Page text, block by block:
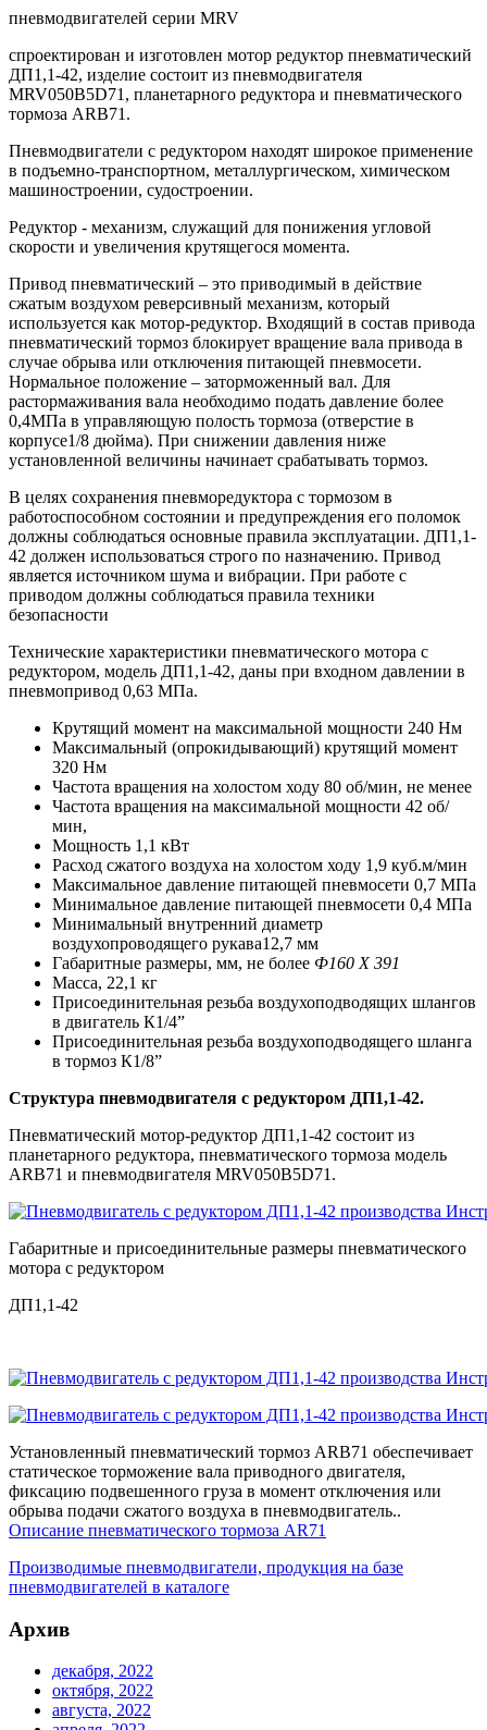
пневмодвигателей серии MRV
спроектирован и изготовлен мотор редуктор пневматический
ДП1,1-42, изделие состоит из пневмодвигателя
MRV050B5D71, планетарного редуктора и пневматического
тормоза ARB71.
Пневмодвигатели с редуктором находят широкое применение
в подъемно-транспортном, металлургическом, химическом
машиностроении, судостроении.
Редуктор - механизм, служащий для понижения угловой
скорости и увеличения крутящегося момента.
Привод пневматический – это приводимый в действие
сжатым воздухом реверсивный механизм, который
используется как мотор-редуктор. Входящий в состав привода
пневматический тормоз блокирует вращение вала привода в
случае обрыва или отключения питающей пневмосети.
Нормальное положение – заторможенный вал. Для
растормаживания вала необходимо подать давление более
0,4МПа в управляющую полость тормоза (отверстие в
корпусе1/8 дюйма). При снижении давления ниже
установленной величины начинает срабатывать тормоз.
В целях сохранения пневморедуктора с тормозом в
работоспособном состоянии и предупреждения его поломок
должны соблюдаться основные правила эксплуатации. ДП1,1-
42 должен использоваться строго по назначению. Привод
является источником шума и вибрации. При работе с
приводом должны соблюдаться правила техники
безопасности
Технические характеристики пневматического мотора с
редуктором, модель ДП1,1-42, даны при входном давлении в
пневмопривод 0,63 МПа.
Крутящий момент на максимальной мощности 240 Нм
Максимальный (опрокидывающий) крутящий момент
320 Нм
Частота вращения на холостом ходу 80 об/мин, не менее
Частота вращения на максимальной мощности 42 об/
мин,
Мощность 1,1 кВт
Расход сжатого воздуха на холостом ходу 1,9 куб.м/мин
Максимальное давление питающей пневмосети 0,7 МПа
Минимальное давление питающей пневмосети 0,4 МПа
Минимальный внутренний диаметр
воздухопроводящего рукава12,7 мм
Габаритные размеры, мм, не более Ф160 Х 391
Масса, 22,1 кг
Присоединительная резьба воздухоподводящих шлангов
в двигатель К1/4”
Присоединительная резьба воздухоподводящего шланга
в тормоз К1/8”
Структура пневмодвигателя с редуктором ДП1,1-42.
Пневматический мотор-редуктор ДП1,1-42 состоит из
планетарного редуктора, пневматического тормоза модель
ARB71 и пневмодвигателя MRV050B5D71.
Габаритные и присоединительные размеры пневматического
мотора с редуктором
ДП1,1-42
Установленный пневматический тормоз ARB71 обеспечивает
статическое торможение вала приводного двигателя,
фиксацию подвешенного груза в момент отключения или
обрыва подачи сжатого воздуха в пневмодвигатель..
Описание пневматического тормоза AR71
Производимые пневмодвигатели, продукция на базе
пневмодвигателей в каталоге
Архив
декабря, 2022
октября, 2022
августа, 2022